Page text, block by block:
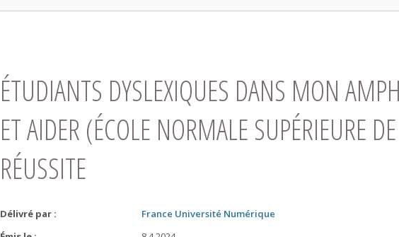
ÉTUDIANTS DYSLEXIQUES DANS MON
ET AIDER (ÉCOLE NORMALE SUPÉRIEURE
RÉUSSITE
Délivré par :
France Université Numérique